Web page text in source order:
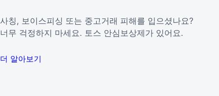
사칭, 보이스피싱 또는 중고거래 피해를 입으셨나요?
너무 걱정하지 마세요. 토스 안심보상제가 있어요.
더 알아보기